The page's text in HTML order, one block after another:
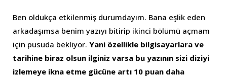
Ben oldukça etkilenmiş durumdayım. Bana eşlik eden
arkadaşımsa benim yazıyı bitirip ikinci bölümü açmam
için pusuda bekliyor. Yani özellikle bilgisayarlara ve
tarihine biraz olsun ilginiz varsa bu yazının sizi diziyi
izlemeye ikna etme gücüne artı 10 puan daha